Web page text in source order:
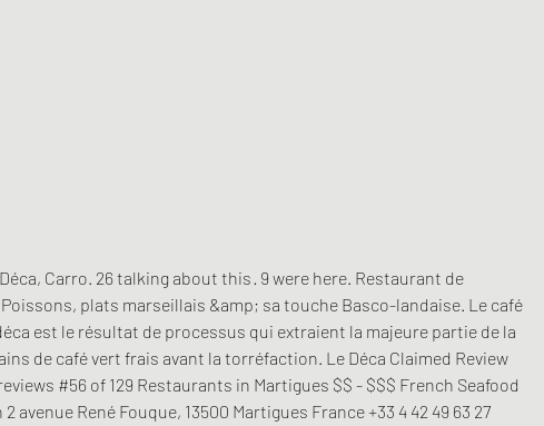
Carro. 26 talking about this · 9 were here. Restaurant de
plats marseillais &amp; sa touche Basco-landaise. Le café
est le résultat de processus qui extraient la majeure partie de la
de café vert frais avant la torréfaction. Le Déca Claimed Review
reviews #56 of 129 Restaurants in Martigues $$ - $$$ French Seafood
avenue René Fouque, 13500 Martigues France +33 4 42 49 63 27